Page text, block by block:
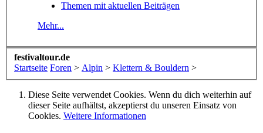
Themen mit aktuellen Beiträgen
Mehr...
festivaltour.de
Startseite Foren > Alpin > Klettern & Bouldern >
Diese Seite verwendet Cookies. Wenn du dich weiterhin auf
dieser Seite aufhältst, akzeptierst du unseren Einsatz von
Cookies. Weitere Informationen